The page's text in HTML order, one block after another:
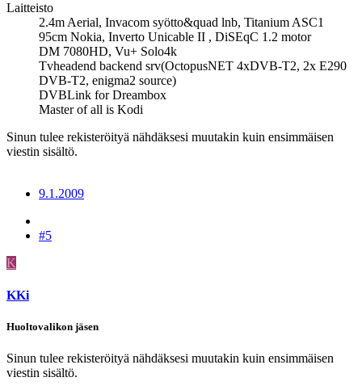
Laitteisto
2.4m Aerial, Invacom syötto&quad lnb, Titanium ASC1
95cm Nokia, Inverto Unicable II , DiSEqC 1.2 motor
DM 7080HD, Vu+ Solo4k
Tvheadend backend srv(OctopusNET 4xDVB-T2, 2x E290
DVB-T2, enigma2 source)
DVBLink for Dreambox
Master of all is Kodi
Sinun tulee rekisteröityä nähdäksesi muutakin kuin ensimmäisen
viestin sisältö.
9.1.2009
#5
K
KKi
Huoltovalikon jäsen
Sinun tulee rekisteröityä nähdäksesi muutakin kuin ensimmäisen
viestin sisältö.